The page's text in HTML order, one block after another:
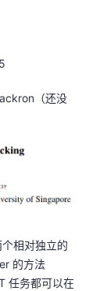
（还没
相对独立的
的方法
任务都可以在